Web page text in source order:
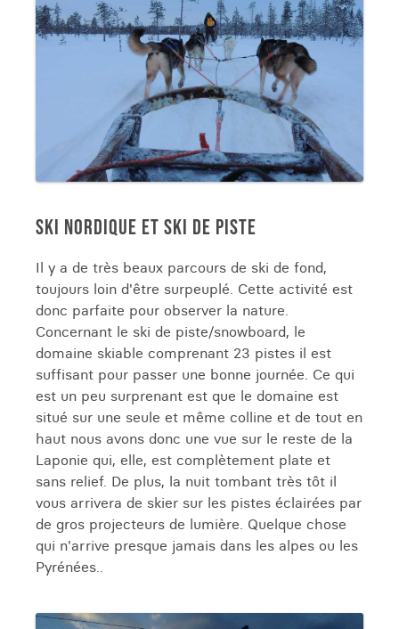
SKI NORDIQUE ET SKI DE PISTE
Il y a de très beaux parcours de ski de fond,
toujours loin d'être surpeuplé. Cette activité est
donc parfaite pour observer la nature.
Concernant le ski de piste/snowboard, le
domaine skiable comprenant 23 pistes il est
suffisant pour passer une bonne journée. Ce qui
est un peu surprenant est que le domaine est
situé sur une seule et même colline et de tout en
haut nous avons donc une vue sur le reste de la
Laponie qui, elle, est complètement plate et
sans relief. De plus, la nuit tombant très tôt il
vous arrivera de skier sur les pistes éclairées par
de gros projecteurs de lumière. Quelque chose
qui n'arrive presque jamais dans les alpes ou les
Pyrénées..